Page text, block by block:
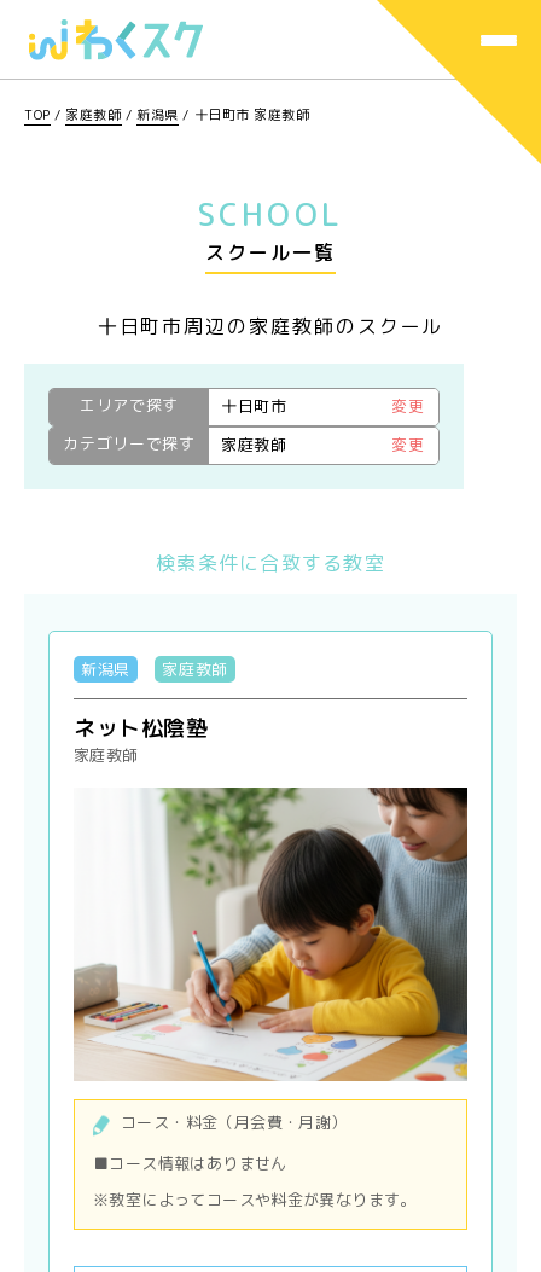
TOP / 家庭教師 /新潟県 / 十日町市 家庭教師
SCHOOL
スクール一覧
十日町市周辺の家庭教師のスクール
エリアで探す 十日町市
変更
カテゴリーで探す
家庭教師 変更
検索条件に合致する教室
新潟県 家庭教師
ネット松陰塾
家庭教師
コース・料金（月会費・月謝）
■コース情報はありません
※教室によってコースや料金が異なります。